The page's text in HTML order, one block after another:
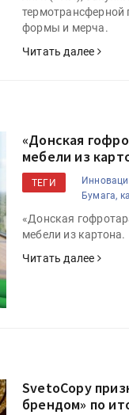
термотрансферной
формы и мерча.
Читать далее
«Донская
мебели из
ТЕГИ
Бумага,
«Донская
мебели из картона.
Читать далее
SvetoCopy
брендом» по